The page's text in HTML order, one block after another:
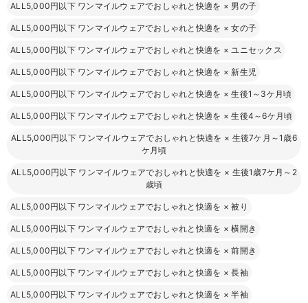
ALL5,000円以下 ワンマイルウェアでおしゃれと快適を × 男の子
ALL5,000円以下 ワンマイルウェアでおしゃれと快適を ×女の子
ALL5,000円以下 ワンマイルウェアでおしゃれと快適を ×ユニセックス
ALL5,000円以下 ワンマイルウェアでおしゃれと快適を ×新生児
ALL5,000円以下 ワンマイルウェアでおしゃれと快適を ×生後1～3ケ月頃
ALL5,000円以下 ワンマイルウェアでおしゃれと快適を ×生後4～6ケ月頃
ALL5,000円以下 ワンマイルウェアでおしゃれと快適を × 生後7ケ月～1歳6
ケ月頃
ALL5,000円以下 ワンマイルウェアでおしゃれと快適を × 生後1歳7ケ月～2
歳頃
ALL5,000円以下 ワンマイルウェアでおしゃれと快適を ×被り
ALL5,000円以下 ワンマイルウェアでおしゃれと快適を ×横開き
ALL5,000円以下 ワンマイルウェアでおしゃれと快適を ×前開き
ALL5,000円以下 ワンマイルウェアでおしゃれと快適を ×長袖
ALL5,000円以下 ワンマイルウェアでおしゃれと快適を ×半袖